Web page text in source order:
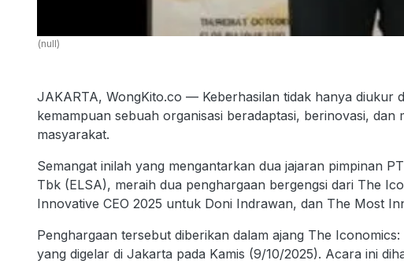
(null)
JAKARTA, WongKito.co — Keberhasilan tidak hanya diukur
kemampuan sebuah organisasi beradaptasi, berinovasi, dan
masyarakat.
Semangat inilah yang mengantarkan dua jajaran pimpinan
Tbk (ELSA), meraih dua penghargaan bergengsi dari The
Innovative CEO 2025 untuk Doni Indrawan, dan The Most
Penghargaan tersebut diberikan dalam ajang The
yang digelar di Jakarta pada Kamis (9/10/2025). Acara ini